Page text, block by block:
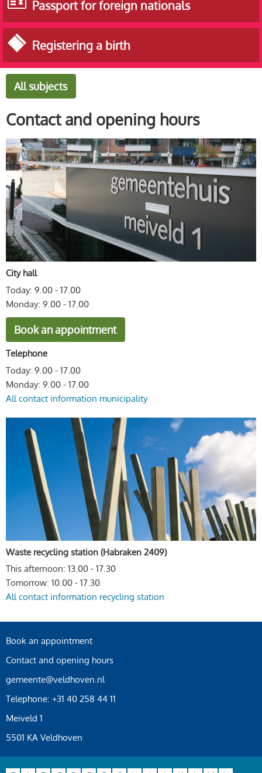
Passport for foreign nationals
Registering a birth
All subjects
Contact and opening hours
City hall
Today: 9.00 - 17.00
Monday: 9.00 - 17.00
Book an appointment
Telephone
Today: 9.00 - 17.00
Monday: 9.00 - 17.00
All contact information municipality
Waste recycling station (Habraken 2409)
This afternoon: 13.00 - 17.30
Tomorrow: 10.00 - 17.30
All contact information recycling station
Book an appointment
Contact and opening hours
gemeente@veldhoven.nl
Telephone: +31 40 258 44 11
Meiveld 1
5501 KA Veldhoven